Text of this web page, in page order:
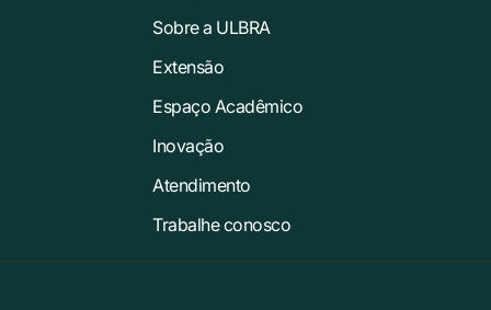
Sobre a ULBRA
Extensão
Espaço Acadêmico
Inovação
Atendimento
Trabalhe conosco